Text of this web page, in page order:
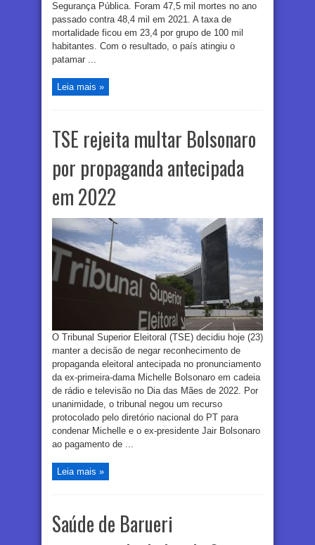
Segurança Pública. Foram 47,5 mil mortes no ano
passado contra 48,4 mil em 2021. A taxa de
mortalidade ficou em 23,4 por grupo de 100 mil
habitantes. Com o resultado, o país atingiu o
patamar ...
Leia mais »
TSE rejeita multar Bolsonaro
por propaganda antecipada
em 2022
O Tribunal Superior Eleitoral (TSE) decidiu hoje (23)
manter a decisão de negar reconhecimento de
propaganda eleitoral antecipada no pronunciamento
da ex-primeira-dama Michelle Bolsonaro em cadeia
de rádio e televisão no Dia das Mães de 2022. Por
unanimidade, o tribunal negou um recurso
protocolado pelo diretório nacional do PT para
condenar Michelle e o ex-presidente Jair Bolsonaro
ao pagamento de ...
Leia mais »
Saúde de Barueri